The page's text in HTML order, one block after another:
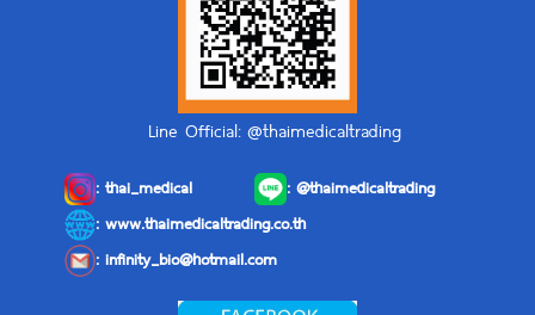
Line Official: @thaimedicaltrading
:thai_medical : @thaimedicaltrading
: www.thaimedicaltrading.co.th
:infinity_bio@hotmail.com